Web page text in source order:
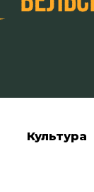
Культура